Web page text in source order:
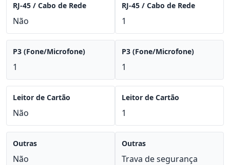
RJ-45 / Cabo de Rede
Não
P3 (Fone/Microfone)
1
Leitor de Cartão
Não
Outras
Não
RJ-45 / Cabo de Rede
1
P3 (Fone/Microfone)
1
Leitor de Cartão
1
Outras
Trava de segurança